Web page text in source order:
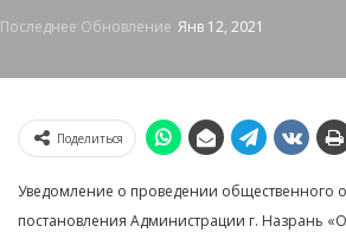
Последнее Обновление Янв 12, 2021
Поделиться
Уведомление о проведении общественного
постановления Администрации г. Назрань